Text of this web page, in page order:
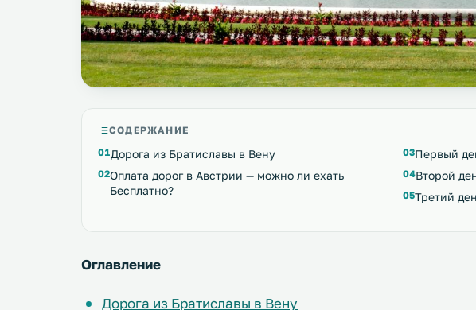
СОДЕРЖАНИЕ
Дорога из Братиславы в Вену
Оплата дорог в Австрии — можно ли ехать
Бесплатно?
Первый
Второй
Третий
Оглавление
Дорога из Братиславы в Вену